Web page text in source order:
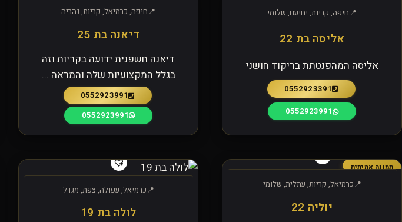
חיפה, קריות, יחיעם, שלומי
אליסה בת 22
אליסה המהפנטתת בריקוד חושני
0552923391
0552923991
חיפה, כרמיאל, קריות, נהריה
דיאנה בת 25
דיאנה חשפנית ידועה בקריות וזה
בגלל המקצועיות שלה והמראה ...
0552923991
0552923991
תמונה אמיתית
כרמיאל, קריות, עתלית, שלומי
יוליה 22
כרמיאל, עפולה, צפת, מגדל
לולה בת 19